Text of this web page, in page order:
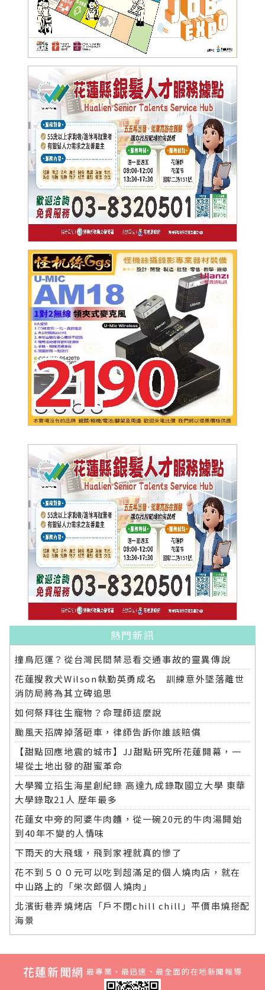
熱門新訊
撞鳥厄運？從台灣民間禁忌看交通事故的靈異傳說
花蓮搜救犬Wilson執勤英勇成名 訓練意外墜落離世
消防局將為其立碑追思
如何祭拜往生寵物？命理師這麼說
颱風天招牌掉落砸車，律師告訴你誰該賠償
【甜點回應地震的城市】JJ甜點研究所花蓮開幕，一
場從土地出發的甜蜜革命
大學獨立招生海星創紀錄 高達九成錄取國立大學 東華
大學錄取21人 歷年最多
花蓮女中旁的阿婆牛肉麵，從一碗20元的牛肉湯開始
到40年不變的人情味
下雨天的大飛蛾，飛到家裡就真的慘了
花不到５００元可以吃到超滿足的個人燒肉店，就在
中山路上的「栄次郎個人燒肉」
北濱街巷弄燒烤店「戶不閉chill chill」平價串燒搭配
海景
花蓮新聞網 最專業、最迅速、最全面的在地新聞報導